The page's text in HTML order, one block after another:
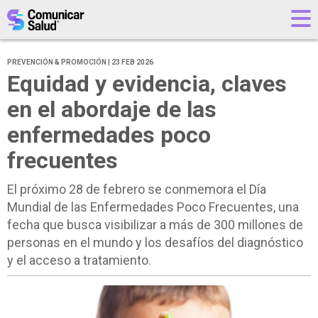
PREVENCIÓN & PROMOCIÓN | 23 FEB 2026
Equidad y evidencia, claves
en el abordaje de las
enfermedades poco
frecuentes
El próximo 28 de febrero se conmemora el Día
Mundial de las Enfermedades Poco Frecuentes, una
fecha que busca visibilizar a más de 300 millones de
personas en el mundo y los desafíos del diagnóstico
y el acceso a tratamiento.